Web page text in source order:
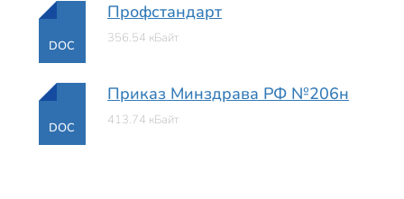
DOC
Профстандарт
356.54 кБайт
DOC
Приказ Минздрава РФ №206н
413.74 кБайт